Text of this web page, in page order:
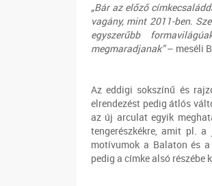
„Bár az előző
vagány, mint 2011-ben.
egyszerűbb
megmaradjanak”– meséli
Az eddigi sokszínű és
elrendezést pedig átlós
az új arculat egyik
tengerészkékre, amit pl.
motívumok a Balaton és
pedig a címke alsó